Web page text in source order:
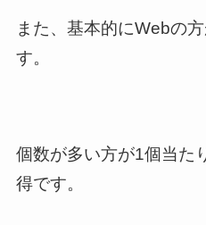
また、基本的にWebの
す。
個数が多い方が1個当た
得です。